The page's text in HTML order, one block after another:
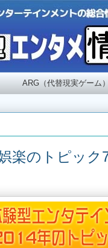
ARG（代替現実ゲーム
楽のトピック